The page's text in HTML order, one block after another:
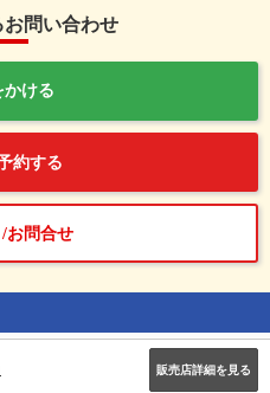
問い合わせ
かける
約する
お問合せ
販売店詳細を見る